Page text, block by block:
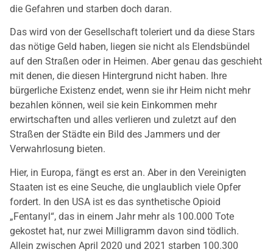
die Gefahren und starben doch daran.
Das wird von der Gesellschaft toleriert und da diese Stars
das nötige Geld haben, liegen sie nicht als Elendsbündel
auf den Straßen oder in Heimen. Aber genau das geschieht
mit denen, die diesen Hintergrund nicht haben. Ihre
bürgerliche Existenz endet, wenn sie ihr Heim nicht mehr
bezahlen können, weil sie kein Einkommen mehr
erwirtschaften und alles verlieren und zuletzt auf den
Straßen der Städte ein Bild des Jammers und der
Verwahrlosung bieten.
Hier, in Europa, fängt es erst an. Aber in den Vereinigten
Staaten ist es eine Seuche, die unglaublich viele Opfer
fordert. In den USA ist es das synthetische Opioid
„Fentanyl“, das in einem Jahr mehr als 100.000 Tote
gekostet hat, nur zwei Milligramm davon sind tödlich.
Allein zwischen April 2020 und 2021 starben 100.300